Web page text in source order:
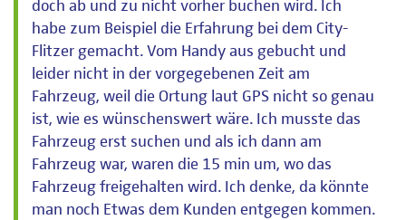
doch ab und zu nicht vorher buchen wird. Ich
habe zum Beispiel die Erfahrung bei dem City-
Flitzer gemacht. Vom Handy aus gebucht und
leider nicht in der vorgegebenen Zeit am
Fahrzeug, weil die Ortung laut GPS nicht so genau
ist, wie es wünschenswert wäre. Ich musste das
Fahrzeug erst suchen und als ich dann am
Fahrzeug war, waren die 15 min um, wo das
Fahrzeug freigehalten wird. Ich denke, da könnte
man noch Etwas dem Kunden entgegen kommen.